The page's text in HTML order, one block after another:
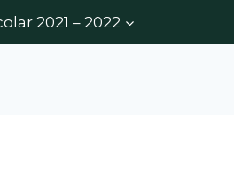
2021 – 2022